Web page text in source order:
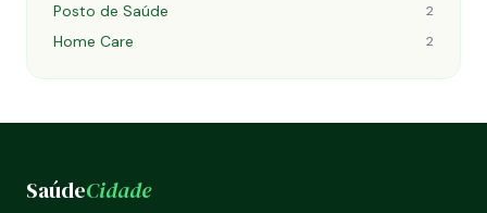
Posto de Saúde 2
Home Care 2
SaúdeCidade